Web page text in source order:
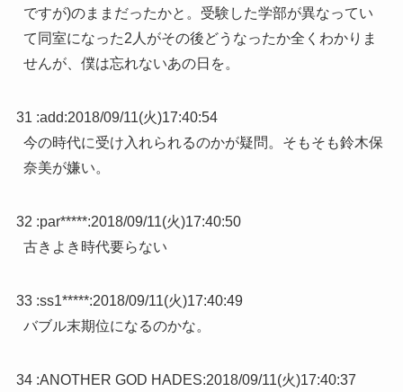
ですが)のままだったかと。受験した学部が異なってい
て同室になった2人がその後どうなったか全くわかりま
せんが、僕は忘れないあの日を。
31 :add:2018/09/11(火)17:40:54
今の時代に受け入れられるのかが疑問。そもそも鈴木保
奈美が嫌い。
32 :par*****:2018/09/11(火)17:40:50
古きよき時代要らない
33 :ss1*****:2018/09/11(火)17:40:49
バブル末期位になるのかな。
34 :ANOTHER GOD HADES:2018/09/11(火)17:40:37